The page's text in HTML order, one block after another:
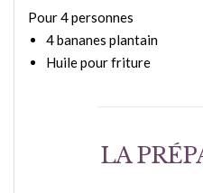
Pour 4 personnes
4 bananes plantain
Huile pour friture
LA